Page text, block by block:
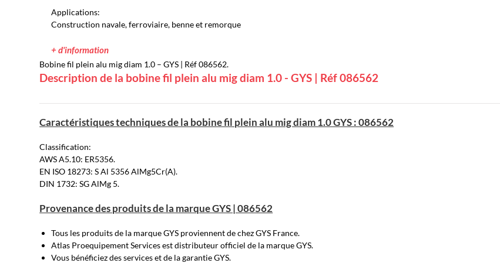
Applications:
Construction navale, ferroviaire, benne et remorque
+ d'information
Bobine fil plein alu mig diam 1.0 – GYS | Réf 086562.
Description de la bobine fil plein alu mig diam 1.0 - GYS | Réf 086562
Caractéristiques techniques de la bobine fil plein alu mig diam 1.0 GYS : 086562
Classification:
AWS A5.10: ER5356.
EN ISO 18273: S Al 5356 AlMg5Cr(A).
DIN 1732: SG AlMg 5.
Provenance des produits de la marque GYS | 086562
Tous les produits de la marque GYS proviennent de chez GYS France.
Atlas Proequipement Services est distributeur officiel de la marque GYS.
Vous bénéficiez des services et de la garantie GYS.